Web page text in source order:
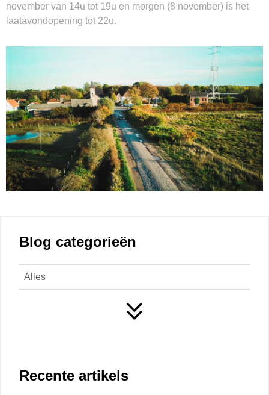
Blog categorieën
Alles
Recente artikels
november van 14u tot 19u en morgen (8 november) is het
laatavondopening tot 22u.